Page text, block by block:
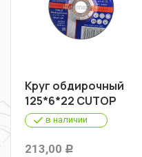
Круг обдирочный
125*6*22 CUTOP
в наличии
213,00 Р